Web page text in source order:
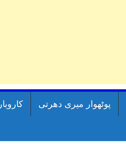
پوٹھوار میری دھرتی کاروبار